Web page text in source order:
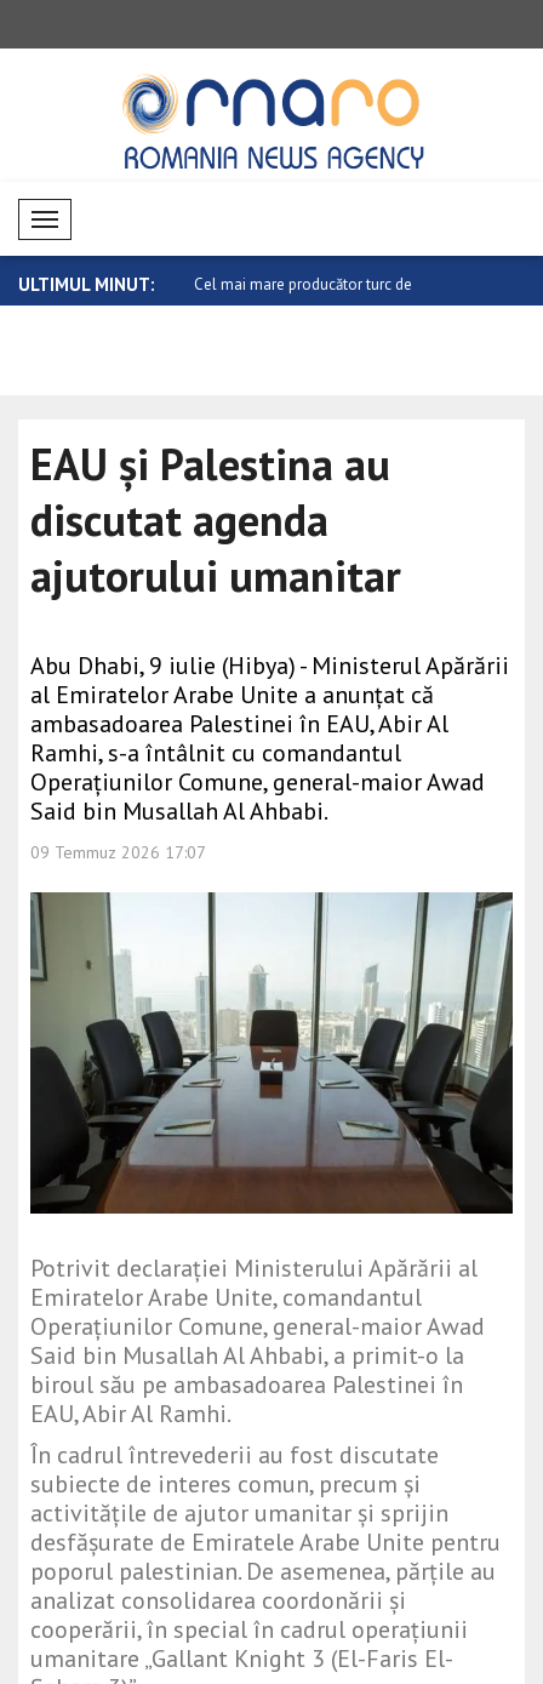
Mobil Menü
ULTIMUL MINUT:
sprijin acordat Ucrain.. Cel mai mare producător turc de
EAU și Palestina au
discutat agenda
ajutorului umanitar
Abu Dhabi, 9 iulie (Hibya) - Ministerul Apărării
al Emiratelor Arabe Unite a anunțat că
ambasadoarea Palestinei în EAU, Abir Al
Ramhi, s-a întâlnit cu comandantul
Operațiunilor Comune, general-maior Awad
Said bin Musallah Al Ahbabi.
09 Temmuz 2026 17:07
Potrivit declarației Ministerului Apărării al
Emiratelor Arabe Unite, comandantul
Operațiunilor Comune, general-maior Awad
Said bin Musallah Al Ahbabi, a primit-o la
biroul său pe ambasadoarea Palestinei în
EAU, Abir Al Ramhi.
În cadrul întrevederii au fost discutate
subiecte de interes comun, precum și
activitățile de ajutor umanitar și sprijin
desfășurate de Emiratele Arabe Unite pentru
poporul palestinian. De asemenea, părțile au
analizat consolidarea coordonării și
cooperării, în special în cadrul operațiunii
umanitare „Gallant Knight 3 (El-Faris El-